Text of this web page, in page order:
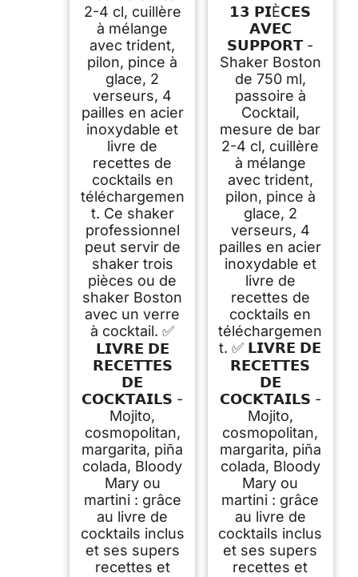
2-4 cl, cuillère
à mélange
avec trident,
pilon, pince à
glace, 2
verseurs, 4
pailles en acier
inoxydable et
livre de
recettes de
cocktails en
téléchargemen
t. Ce shaker
professionnel
peut servir de
shaker trois
pièces ou de
shaker Boston
avec un verre
à cocktail. ✅
𝗟𝗜𝗩𝗥𝗘 𝗗𝗘
𝗥𝗘𝗖𝗘𝗧𝗧𝗘𝗦
𝗗𝗘
𝗖𝗢𝗖𝗞𝗧𝗔𝗜𝗟𝗦 -
Mojito,
cosmopolitan,
margarita, piña
colada, Bloody
Mary ou
martini : grâce
au livre de
cocktails inclus
et ses supers
recettes et
𝟭𝟯 𝗣𝗜È𝗖𝗘𝗦
𝗔𝗩𝗘𝗖
𝗦𝗨𝗣𝗣𝗢𝗥𝗧 -
Shaker Boston
de 750 ml,
passoire à
Cocktail,
mesure de bar
2-4 cl, cuillère
à mélange
avec trident,
pilon, pince à
glace, 2
verseurs, 4
pailles en acier
inoxydable et
livre de
recettes de
cocktails en
téléchargemen
t. ✅ 𝗟𝗜𝗩𝗥𝗘 𝗗𝗘
𝗥𝗘𝗖𝗘𝗧𝗧𝗘𝗦
𝗗𝗘
𝗖𝗢𝗖𝗞𝗧𝗔𝗜𝗟𝗦 -
Mojito,
cosmopolitan,
margarita, piña
colada, Bloody
Mary ou
martini : grâce
au livre de
cocktails inclus
et ses supers
recettes et